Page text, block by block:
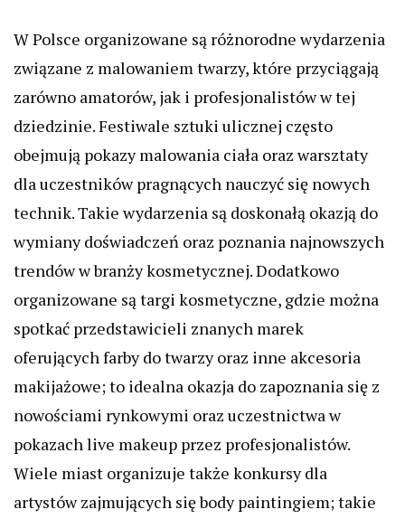
W Polsce organizowane są różnorodne wydarzenia
związane z malowaniem twarzy, które przyciągają
zarówno amatorów, jak i profesjonalistów w tej
dziedzinie. Festiwale sztuki ulicznej często
obejmują pokazy malowania ciała oraz warsztaty
dla uczestników pragnących nauczyć się nowych
technik. Takie wydarzenia są doskonałą okazją do
wymiany doświadczeń oraz poznania najnowszych
trendów w branży kosmetycznej. Dodatkowo
organizowane są targi kosmetyczne, gdzie można
spotkać przedstawicieli znanych marek
oferujących farby do twarzy oraz inne akcesoria
makijażowe; to idealna okazja do zapoznania się z
nowościami rynkowymi oraz uczestnictwa w
pokazach live makeup przez profesjonalistów.
Wiele miast organizuje także konkursy dla
artystów zajmujących się body paintingiem; takie